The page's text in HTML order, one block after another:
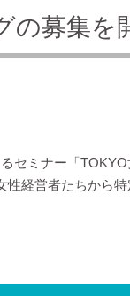
の募集を
セミナー「
経営者たちから